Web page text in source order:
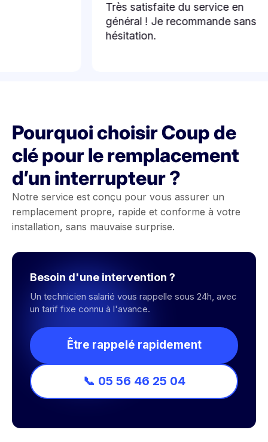
Très satisfaite du service en
général ! Je recommande sans
hésitation.
Pourquoi choisir Coup de
clé pour le remplacement
d’un interrupteur ?
Notre service est conçu pour vous assurer un
remplacement propre, rapide et conforme à votre
installation, sans mauvaise surprise.
Besoin d'une intervention ?
Un technicien salarié vous rappelle sous 24h, avec
un tarif fixe connu à l'avance.
Être rappelé rapidement
📞 05 56 46 25 04